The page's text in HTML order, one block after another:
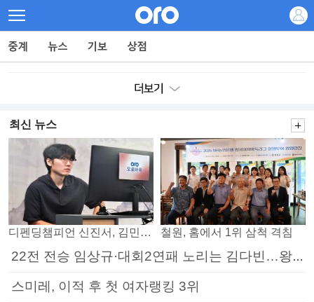
최신 뉴스
디펜딩챔피언 신진서, 김민석 꺾고 8강으로 철원, 홈에서 1위 삼척 격침
22전 전승 임상규·대회2연패 노리는 김다빈…왕중왕전 16강 7일부터
스미레, 이적 후 첫 여자랭킹 3위